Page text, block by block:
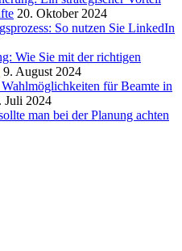
20. Oktober 2024
So nutzen Sie LinkedIn
Wie Sie mit der richtigen
9. August 2024
für Beamte in
Juli 2024
man bei der Planung achten